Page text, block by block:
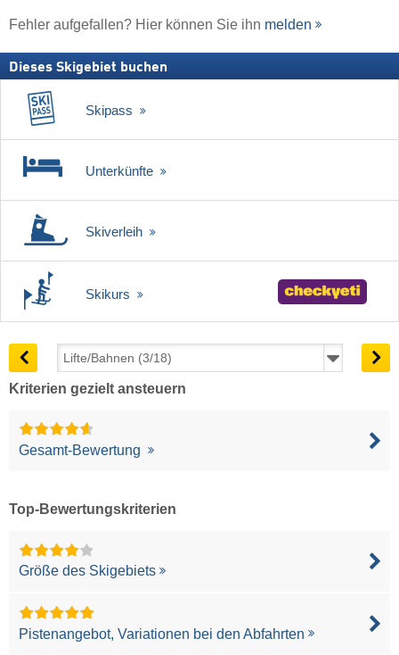
Fehler aufgefallen? Hier können Sie ihn melden
Dieses Skigebiet buchen
Skipass
Unterkünfte
Skiverleih
Skikurs
Kriterien gezielt ansteuern
Gesamt-Bewertung
Top-Bewertungskriterien
Größe des Skigebiets
Pistenangebot, Variationen bei den Abfahrten